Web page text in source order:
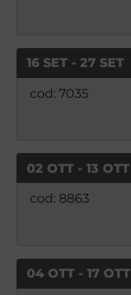
16 SET - 27 SET
cod: 7035
02 OTT - 13 OTT
cod: 8863
04 OTT - 17 OTT